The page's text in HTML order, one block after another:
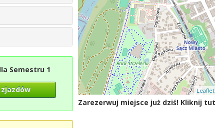
Semestru 1
Leaflet
Zarezerwuj miejsce już dziś! Kliknij